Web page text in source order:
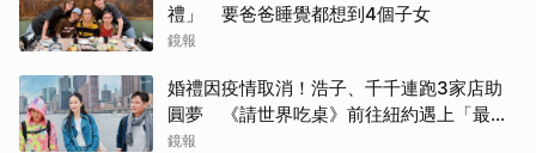
禮」 要爸爸睡覺都想到4個子女
鏡報
婚禮因疫情取消！浩子、千千連跑3家店助
圓夢 《請世界吃桌》前往紐約遇上「最多
限制」
鏡報